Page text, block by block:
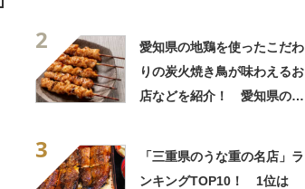
2
愛知県の地鶏を使ったこだわ
りの炭火焼き鳥が味わえるお
店などを紹介！ 愛知県の
3
「三重県のうな重の名店」ラ
ンキングTOP10！ 1位は